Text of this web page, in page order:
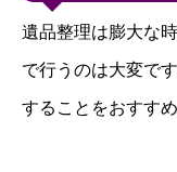
遺品整理は膨大な
で行うのは大変で
することをおすすめ